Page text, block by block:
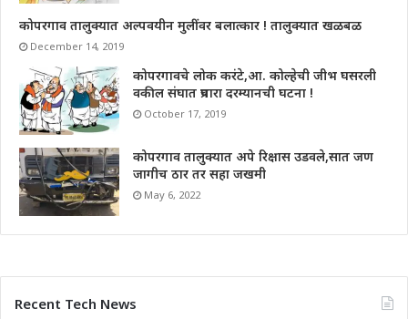
कोपरगाव तालुक्यात अल्पवयीन मुलींवर बलात्कार ! तालुक्यात खळबळ
December 14, 2019
कोपरगावचे लोक करंटे,आ. कोल्हेची जीभ घसरली
वकील संघात प्रचारा दरम्यानची घटना !
October 17, 2019
कोपरगाव तालुक्यात अपे रिक्षास उडवले,सात जण
जागीच ठार तर सहा जखमी
May 6, 2022
Recent Tech News